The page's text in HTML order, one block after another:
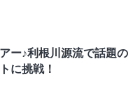
ー♪利根川源流で話題の
に挑戦！